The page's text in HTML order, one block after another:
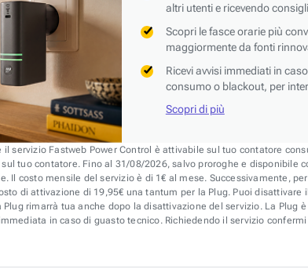
altri utenti e ricevendo
Scopri le fasce orarie più
maggiormente da fonti
Ricevi avvisi immediati in
consumo o blackout, per
Scopri di più
il servizio Fastweb Power Control è attivabile sul tuo contatore
sul tuo contatore. Fino al 31/08/2026, salvo proroghe e disponibile
Il costo mensile del servizio è di 1€ al mese. Successivamente,
di attivazione di 19,95€ una tantum per la Plug. Puoi
Plug rimarrà tua anche dopo la disattivazione del servizio. La Plug
in caso di guasto tecnico. Richiedendo il servizio